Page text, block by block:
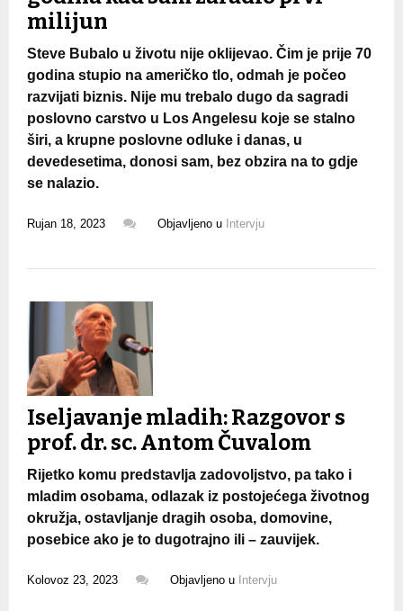
milijun
Steve Bubalo u životu nije oklijevao. Čim je prije 70
godina stupio na američko tlo, odmah je počeo
razvijati biznis. Nije mu trebalo dugo da sagradi
poslovno carstvo u Los Angelesu koje se stalno
širi, a krupne poslovne odluke i danas, u
devedesetima, donosi sam, bez obzira na to gdje
se nalazio.
Rujan 18, 2023 Objavljeno u Intervju
Iseljavanje mladih: Razgovor s
prof. dr. sc. Antom Čuvalom
Rijetko komu predstavlja zadovoljstvo, pa tako i
mladim osobama, odlazak iz postojećega životnog
okružja, ostavljanje dragih osoba, domovine,
posebice ako je to dugotrajno ili – zauvijek.
Kolovoz 23, 2023 Objavljeno u Intervju